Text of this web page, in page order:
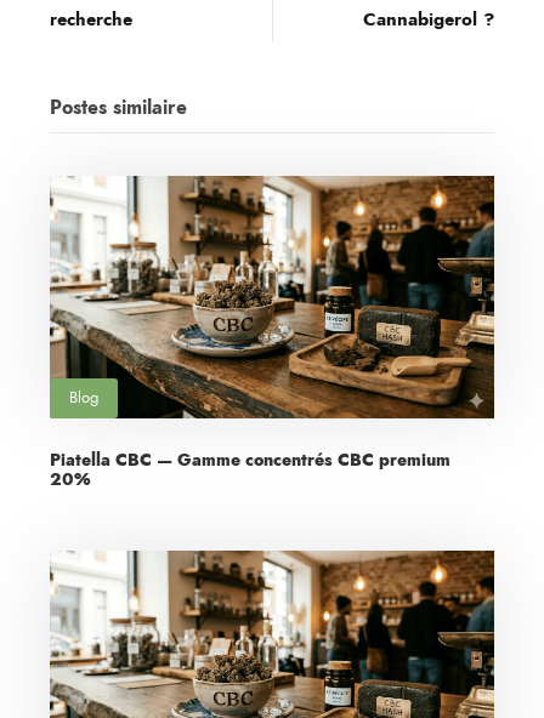
recherche Cannabigerol ?
Postes similaire
Blog
Piatella CBC — Gamme concentrés CBC premium
20%